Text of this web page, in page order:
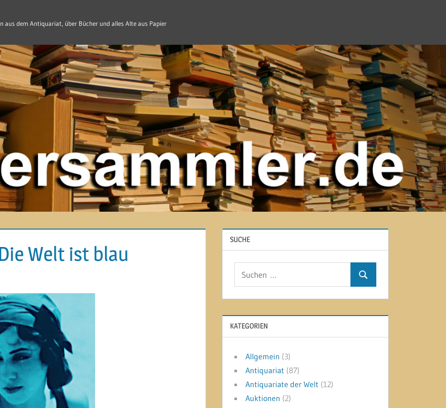
aus dem Antiquariat, über Bücher und alles Alte aus Papier
Welt ist blau
SUCHE
Suchen
KATEGORIEN
Allgemein (3)
Antiquariat (87)
Antiquariate der Welt (12)
Auktionen (2)